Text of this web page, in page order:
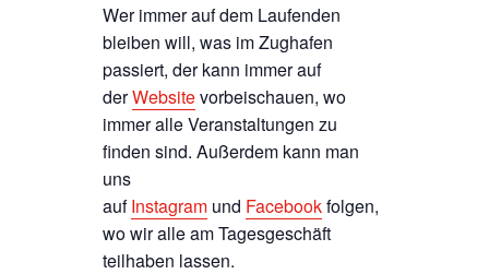
Wer immer auf dem Laufenden
bleiben will, was im Zughafen
passiert, der kann immer auf
derWebsitevorbeischauen, wo
immer alle Veranstaltungen zu
finden sind. Außerdem kann man
uns
aufInstagram und Facebookfolgen,
wo wir alle am Tagesgeschäft
teilhaben lassen.